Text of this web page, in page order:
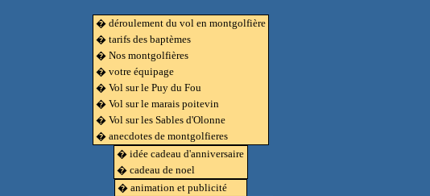
� déroulement du vol en montgolfière
� tarifs des baptèmes
� Nos montgolfières
� votre équipage
� Vol sur le Puy du Fou
� Vol sur le marais poitevin
� Vol sur les Sables d'Olonne
� anecdotes de montgolfieres
� idée cadeau d'anniversaire
� cadeau de noel
� animation et publicité